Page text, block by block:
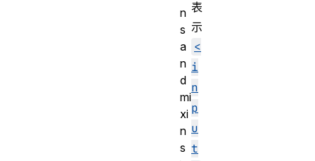
表
示
<
i
n
p
u
t
n
s
a
n
d
mi
xi
n
s